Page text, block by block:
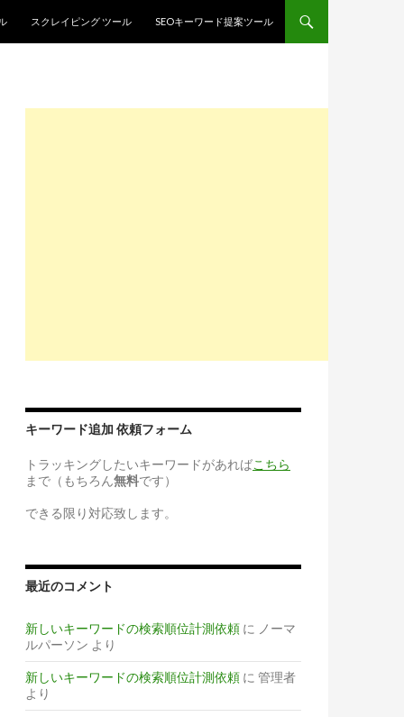
スクレイピング ツール SEOキーワード提案ツール
キーワード追加 依頼フォーム
トラッキングしたいキーワードがあればこちら
まで（もちろん無料です）
できる限り対応致します。
最近のコメント
新しいキーワードの検索順位計測依頼 に ノーマ
ルパーソン より
新しいキーワードの検索順位計測依頼 に 管理者
より